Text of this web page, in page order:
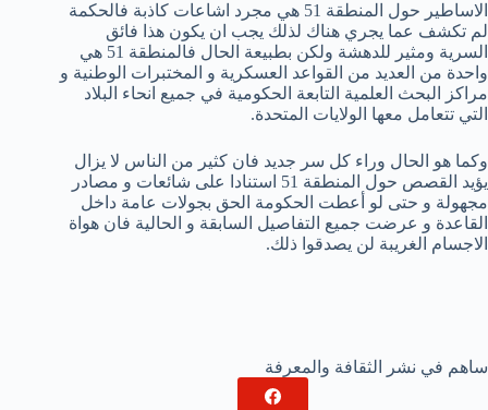
الاساطير حول المنطقة 51 هي مجرد اشاعات كاذبة فالحكمة
لم تكشف عما يجري هناك لذلك يجب ان يكون هذا فائق
السرية ومثير للدهشة ولكن بطبيعة الحال فالمنطقة 51 هي
واحدة من العديد من القواعد العسكرية و المختبرات الوطنية و
مراكز البحث العلمية التابعة الحكومية في جميع انحاء البلاد
التي تتعامل معها الولايات المتحدة.
وكما هو الحال وراء كل سر جديد فان كثير من الناس لا يزال
يؤيد القصص حول المنطقة 51 استنادا على شائعات و مصادر
مجهولة و حتى لو أعطت الحكومة الحق بجولات عامة داخل
القاعدة و عرضت جميع التفاصيل السابقة و الحالية فان هواة
الاجسام الغريبة لن يصدقوا ذلك.
ساهم في نشر الثقافة والمعرفة